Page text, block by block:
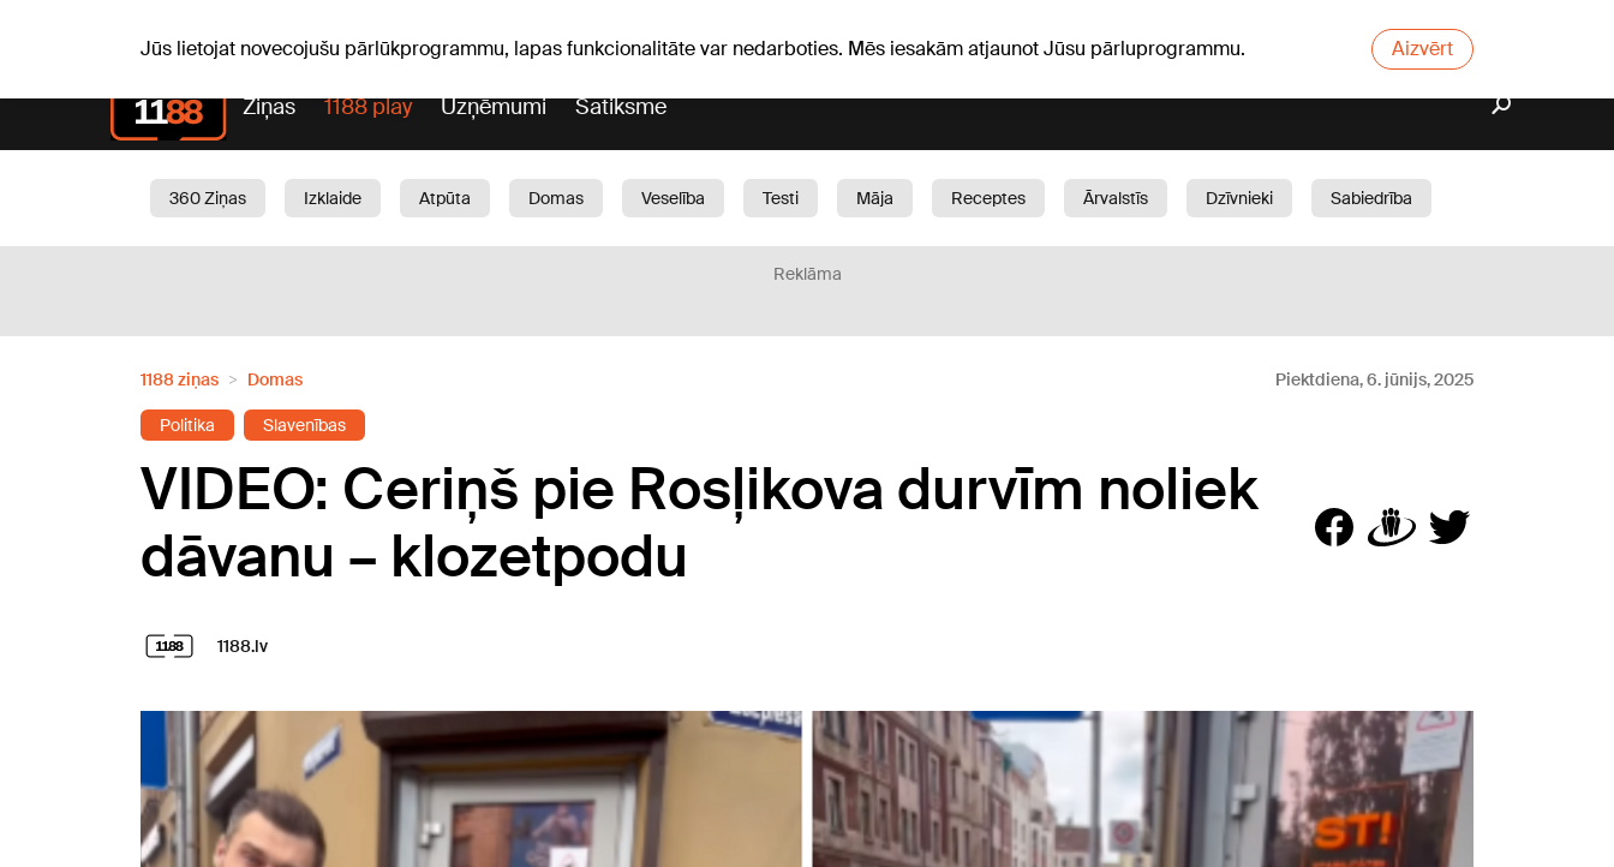
Jūs lietojat novecojušu pārlūkprogrammu, lapas funkcionalitāte var nedarboties. Mēs iesakām atjaunot Jūsu pārluprogrammu. Aizvērt
Ziņas 1188 play Uzņēmumi Satiksme
360 Ziņas Izklaide Atpūta Domas Veselība Testi Māja Receptes Ārvalstīs Dzīvnieki
Sabiedrība
Reklāma
1188 ziņas Domas Piektdiena, 6. jūnijs, 2025
Politika Slavenības
VIDEO: Ceriņš pie Rosļikova durvīm noliek
dāvanu – klozetpodu
1188.lv